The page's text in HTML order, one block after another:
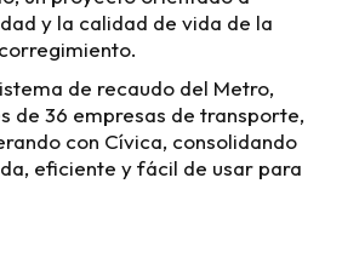
y la calidad de vida de la
de recaudo del Metro,
de 36 empresas de transporte,
con Cívica, consolidando
eficiente y fácil de usar para